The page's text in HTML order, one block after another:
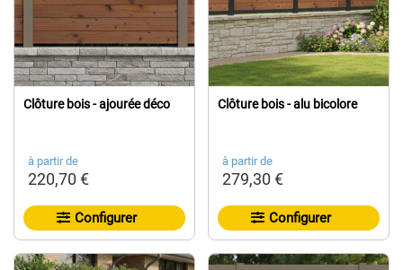
Clôture bois - ajourée déco
à partir de
220,70 €
Configurer
Clôture bois - alu bicolore
à partir de
279,30 €
Configurer